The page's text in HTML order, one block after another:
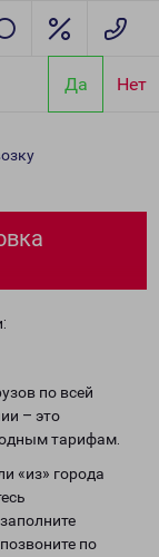
Да Нет
по всей
– это
тарифам.
«из» города
по